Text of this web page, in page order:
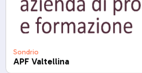
Sondrio
APF Valtellina